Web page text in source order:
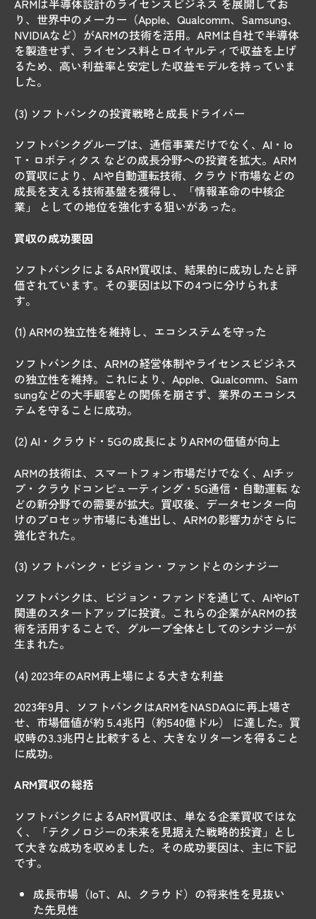
ARMは半導体設計のライセンスビジネス を展開してお
り、世界中のメーカー（Apple、Qualcomm、Samsung、
NVIDIAなど）がARMの技術を活用。ARMは自社で半導体
を製造せず、ライセンス料とロイヤルティで収益を上げ
るため、高い利益率と安定した収益モデルを持っていま
した。
(3) ソフトバンクの投資戦略と成長ドライバー
ソフトバンクグループは、通信事業だけでなく、AI・Io
T・ロボティクス などの成長分野への投資を拡大。ARM
の買収により、AIや自動運転技術、クラウド市場などの
成長を支える技術基盤を獲得し、「情報革命の中核企
業」 としての地位を強化する狙いがあった。
買収の成功要因
ソフトバンクによるARM買収は、結果的に成功したと評
価されています。その要因は以下の4つに分けられま
す。
(1) ARMの独立性を維持し、エコシステムを守った
ソフトバンクは、ARMの経営体制やライセンスビジネス
の独立性を維持。これにより、Apple、Qualcomm、Sam
sungなどの大手顧客との関係を崩さず、業界のエコシス
テムを守ることに成功。
(2) AI・クラウド・5Gの成長によりARMの価値が向上
ARMの技術は、スマートフォン市場だけでなく、AIチッ
プ・クラウドコンピューティング・5G通信・自動運転 な
どの新分野での需要が拡大。買収後、データセンター向
けのプロセッサ市場にも進出し、ARMの影響力がさらに
強化された。
(3) ソフトバンク・ビジョン・ファンドとのシナジー
ソフトバンクは、ビジョン・ファンドを通じて、AIやIoT
関連のスタートアップに投資。これらの企業がARMの技
術を活用することで、グループ全体としてのシナジーが
生まれた。
(4) 2023年のARM再上場による大きな利益
2023年9月、ソフトバンクはARMをNASDAQに再上場さ
せ、市場価値が約 5.4兆円（約540億ドル） に達した。買
収時の3.3兆円と比較すると、大きなリターンを得ること
に成功。
ARM買収の総括
ソフトバンクによるARM買収は、単なる企業買収ではな
く、「テクノロジーの未来を見据えた戦略的投資」とし
て大きな成功を収めました。その成功要因は、主に下記
です。
成長市場（IoT、AI、クラウド）の将来性を見抜い
た先見性